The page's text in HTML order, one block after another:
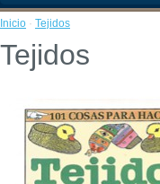
Inicio · Tejidos
Tejidos